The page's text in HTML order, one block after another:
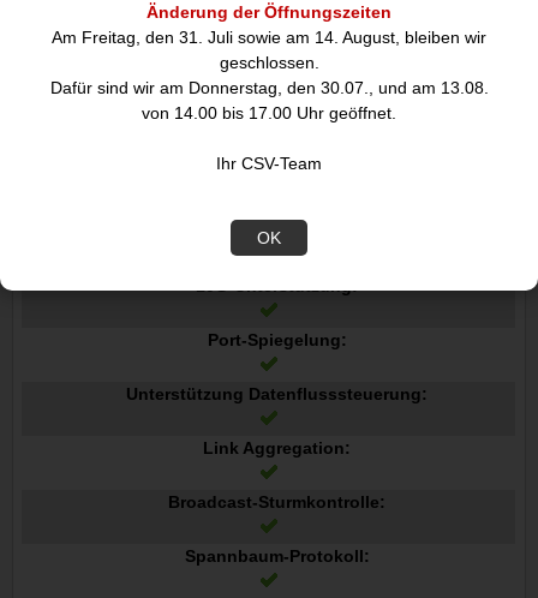
Änderung der Öffnungszeiten
Am Freitag, den 31. Juli sowie am 14. August, bleiben wir
geschlossen.
Dafür sind wir am Donnerstag, den 30.07., und am 13.08.
von 14.00 bis 17.00 Uhr geöffnet.
Ihr CSV-Team
OK
Anzahl installierte SFP Module:
0
Menge Modul-Steckplätze SFP+:
10
Netzstecker:
IEEE 802.1p, IEEE 802.1w, IEEE 802.1x, IEEE 802.3ab, IEEE 80
2.3ae, IEEE 802.3an, IEEE 802.3z
Port-Spiegelung:
Unterstützung Datenflusssteuerung:
Link Aggregation:
Broadcast-Sturmkontrolle:
Spannbaum-Protokoll: